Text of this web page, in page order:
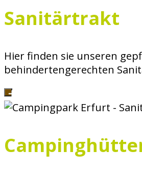
Sanitärtrakt
Hier finden sie unseren
behindertengerechten